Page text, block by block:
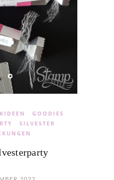
GOODIES
SILVESTER